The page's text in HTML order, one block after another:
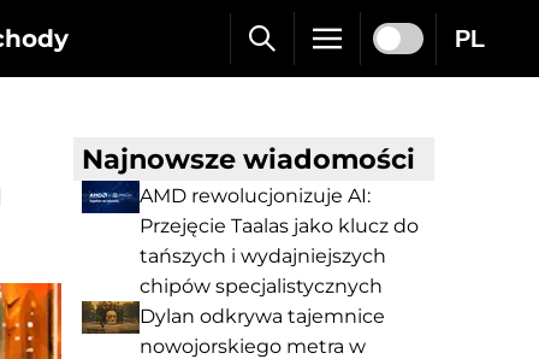
PL
Najnowsze wiadomości
AMD rewolucjonizuje AI:
Przejęcie Taalas jako klucz do
tańszych i wydajniejszych
chipów specjalistycznych
Dylan odkrywa tajemnice
nowojorskiego metra w